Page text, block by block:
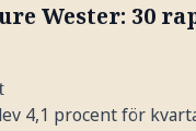
Wester: 30
4,1 procent för